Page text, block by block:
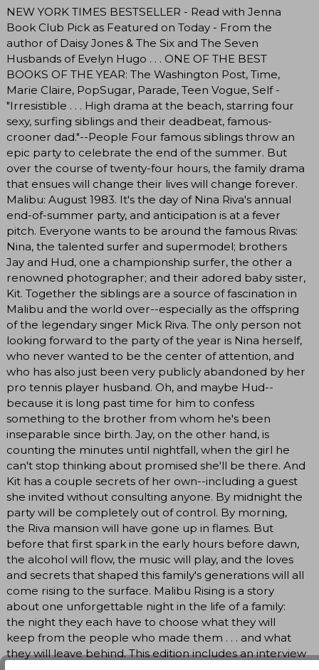
NEW YORK TIMES BESTSELLER - Read with Jenna
Book Club Pick as Featured on Today - From the
author of Daisy Jones & The Six and The Seven
Husbands of Evelyn Hugo . . . ONE OF THE BEST
BOOKS OF THE YEAR: The Washington Post, Time,
Marie Claire, PopSugar, Parade, Teen Vogue, Self -
"Irresistible . . . High drama at the beach, starring four
sexy, surfing siblings and their deadbeat, famous-
crooner dad."--People Four famous siblings throw an
epic party to celebrate the end of the summer. But
over the course of twenty-four hours, the family drama
that ensues will change their lives will change forever.
Malibu: August 1983. It's the day of Nina Riva's annual
end-of-summer party, and anticipation is at a fever
pitch. Everyone wants to be around the famous Rivas:
Nina, the talented surfer and supermodel; brothers
Jay and Hud, one a championship surfer, the other a
renowned photographer; and their adored baby sister,
Kit. Together the siblings are a source of fascination in
Malibu and the world over--especially as the offspring
of the legendary singer Mick Riva. The only person not
looking forward to the party of the year is Nina herself,
who never wanted to be the center of attention, and
who has also just been very publicly abandoned by her
pro tennis player husband. Oh, and maybe Hud--
because it is long past time for him to confess
something to the brother from whom he's been
inseparable since birth. Jay, on the other hand, is
counting the minutes until nightfall, when the girl he
can't stop thinking about promised she'll be there. And
Kit has a couple secrets of her own--including a guest
she invited without consulting anyone. By midnight the
party will be completely out of control. By morning,
the Riva mansion will have gone up in flames. But
before that first spark in the early hours before dawn,
the alcohol will flow, the music will play, and the loves
and secrets that shaped this family's generations will all
come rising to the surface. Malibu Rising is a story
about one unforgettable night in the life of a family:
the night they each have to choose what they will
keep from the people who made them . . . and what
they will leave behind. This edition includes an interview